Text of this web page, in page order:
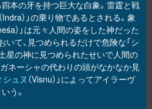
本の牙を持つ巨大な白象。雷霆と戦
（Indra）」の乗り物であるとされる。象
）」は元々人間の姿をした神だった
いて、見つめられるだけで危険な「シ
土星の神に見つめられたせいで人間の
ネーシャの代わりの頭がなかなか見
シュヌ（Visnu）」によってアイラーヴ
う。